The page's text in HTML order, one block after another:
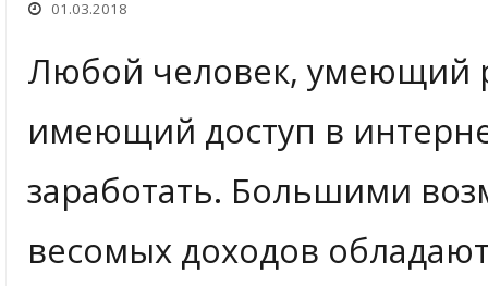
01.03.2018
Любой человек, умеющий
имеющий доступ в
заработать. Большими
весомых доходов